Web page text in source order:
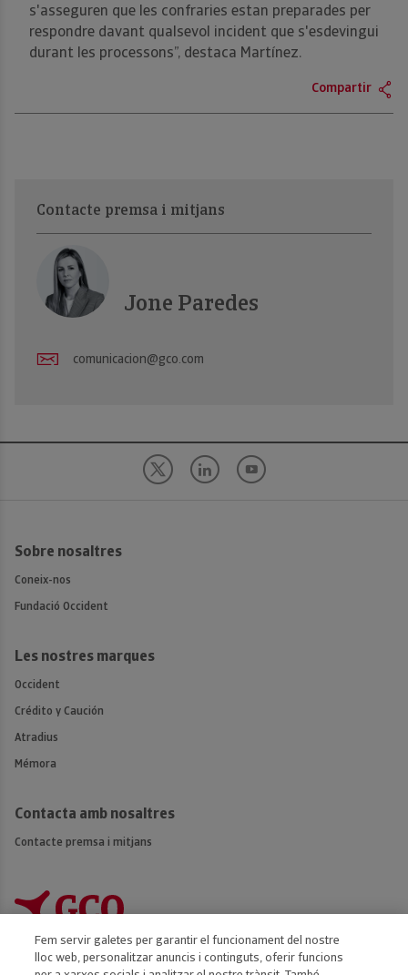
s'asseguren que les confraries estan preparades per
respondre davant qualsevol incident que s'esdevingui
durant les processons”, destaca Martínez.
Compartir
Contacte premsa i mitjans
Jone Paredes
comunicacion@gco.com
Sobre nosaltres
Coneix-nos
Fundació Occident
Les nostres marques
Occident
Crédito y Caución
Atradius
Mémora
Contacta amb nosaltres
Contacte premsa i mitjans
Fem servir galetes per garantir el funcionament del nostre
lloc web, personalitzar anuncis i continguts, oferir funcions